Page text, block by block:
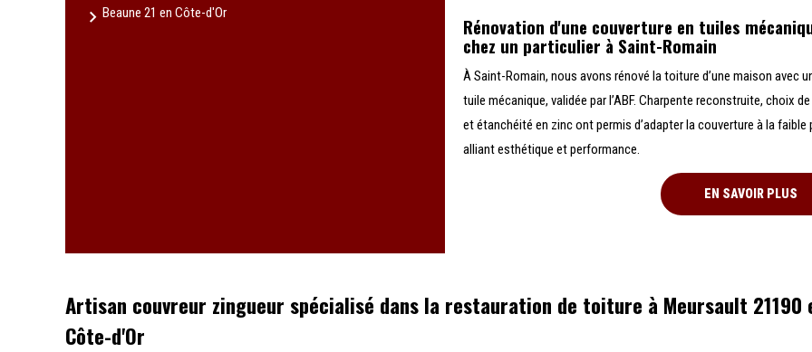
Beaune 21 en Côte-d'Or
Rénovation d'une couverture en tuiles
chez un particulier à Saint-Romain
À Saint-Romain, nous avons rénové la toiture d’une maison avec
tuile mécanique, validée par l’ABF. Charpente reconstruite, choix
et étanchéité en zinc ont permis d’adapter la couverture à la faible
alliant esthétique et performance.
EN SAVOIR PLUS
Artisan couvreur zingueur spécialisé dans la restauration de toiture à Meursault 21190
Côte-d'Or